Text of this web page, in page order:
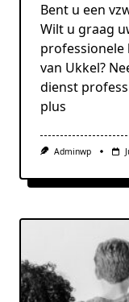
Bent u een
Wilt u graag
professionele
van Ukkel?
dienst
plus
Adminwp